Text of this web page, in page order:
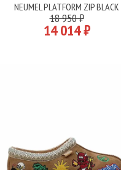
NEUMEL PLATFORM ZIP BLACK
18 950 ₽
14 014 ₽